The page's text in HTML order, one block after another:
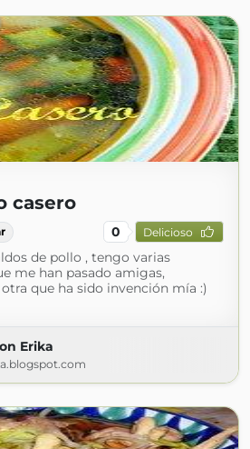
casero
0 Delicioso
de pollo , tengo varias
me han pasado amigas,
que ha sido invención mía :)
Erika